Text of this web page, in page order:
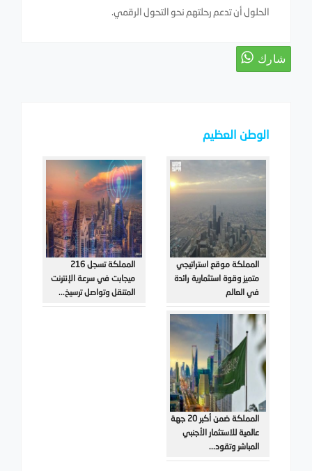
الحلول أن تدعم رحلتهم نحو التحول الرقمي.
الوطن العظيم
المملكة موقع استراتيجي
متميز وقوة استثمارية رائدة
في العالم
المملكة تسجل 216
ميجابت في سرعة الإنترنت
المتنقل وتواصل ترسيخ...
المملكة ضمن أكبر 20 جهة
عالمية للاستثمار الأجنبي
المباشر وتقود...